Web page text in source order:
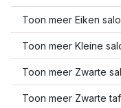
Toon meer Eiken
Toon meer Kleine
Toon meer Zwarte
Toon meer Zwarte